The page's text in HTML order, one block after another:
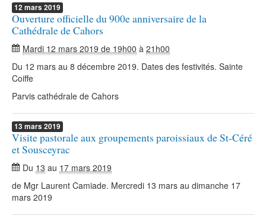
12 mars 2019
Ouverture officielle du 900e anniversaire de la
Cathédrale de Cahors
Mardi 12 mars 2019 de 19h00 à 21h00
Du 12 mars au 8 décembre 2019. Dates des festivités. Sainte
Coiffe
Parvis cathédrale de Cahors
13 mars 2019
Visite pastorale aux groupements paroissiaux de St-Céré
et Sousceyrac
Du 13 au 17 mars 2019
de Mgr Laurent Camiade. Mercredi 13 mars au dimanche 17
mars 2019